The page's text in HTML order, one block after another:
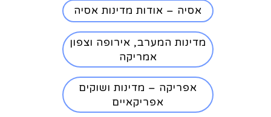
אסיה – אודות מדינות אסיה
מדינות המערב, אירופה וצפון
אמריקה
אפריקה – מדינות ושוקים
אפריקאיים